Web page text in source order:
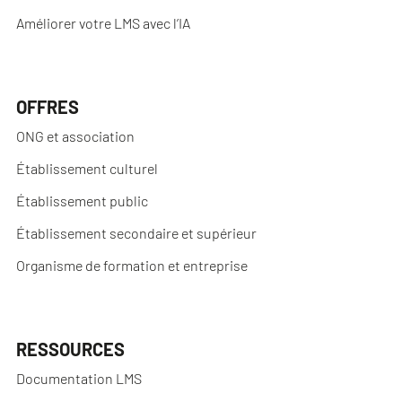
Améliorer votre LMS avec l’IA
OFFRES
ONG et association
Établissement culturel
Établissement public
Établissement secondaire et supérieur
Organisme de formation et entreprise
RESSOURCES
Documentation LMS